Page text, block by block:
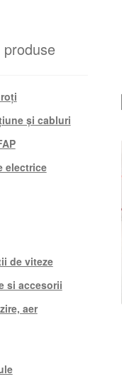
și cabluri
electrice
de viteze
si accesorii
aer